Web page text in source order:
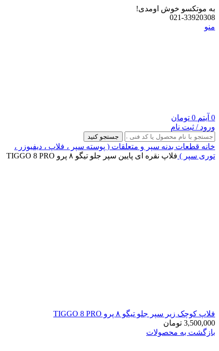
به موتکسو خوش اومدی!
021-33920308
منو
0 آیتم 0 تومان
ورود / ثبت نام
جستجو کنید
خانه قطعات بدنه سپر و متعلقات ( پوسته سپر ، فلاپ ، دیفیوزر ،
توری سپر ) فلاپ نقره ای پایین سپر جلو تیگو ۸ پرو TIGGO 8 PRO
فلاپ کوچک زیر سپر جلو تیگو ۸ پرو TIGGO 8 PRO
3,500,000 تومان
بازگشت به محصولات